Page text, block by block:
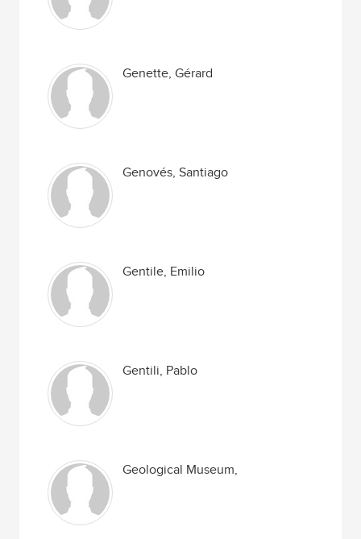
Genette, Gérard
Genovés, Santiago
Gentile, Emilio
Gentili, Pablo
Geological Museum,